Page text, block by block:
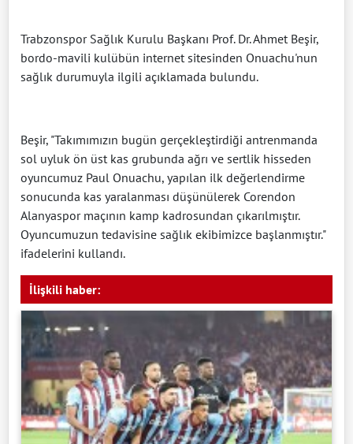
Trabzonspor Sağlık Kurulu Başkanı Prof. Dr. Ahmet Beşir,
bordo-mavili kulübün internet sitesinden Onuachu'nun
sağlık durumuyla ilgili açıklamada bulundu.
Beşir, "Takımımızın bugün gerçekleştirdiği antrenmanda
sol uyluk ön üst kas grubunda ağrı ve sertlik hisseden
oyuncumuz Paul Onuachu, yapılan ilk değerlendirme
sonucunda kas yaralanması düşünülerek Corendon
Alanyaspor maçının kamp kadrosundan çıkarılmıştır.
Oyuncumuzun tedavisine sağlık ekibimizce başlanmıştır."
ifadelerini kullandı.
İlişkili haber: